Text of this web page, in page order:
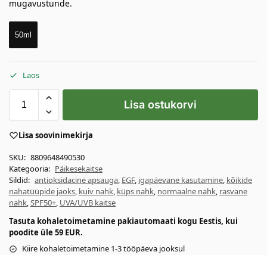
mugavustunde.
50ml
Laos
Lisa ostukorvi
Lisa soovinimekirja
SKU: 8809648490530
Kategooria: Päikesekaitse
Sildid: antioksidacinė apsauga, EGF, igapäevane kasutamine, kõikide
nahatüüpide jaoks, kuiv nahk, küps nahk, normaalne nahk, rasvane
nahk,SPF50+, UVA/UVB kaitse
Tasuta kohaletoimetamine pakiautomaati kogu Eestis, kui
poodite üle 59 EUR.
Kiire kohaletoimetamine 1-3 tööpäeva jooksul